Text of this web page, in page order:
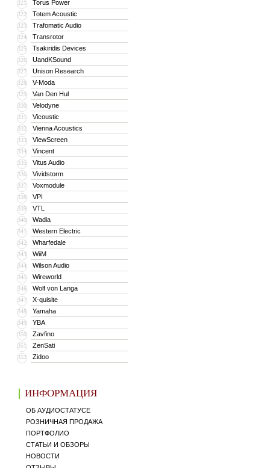
321 Torus Power
322 Totem Acoustic
323 Trafomatic Audio
324 Transrotor
325 Tsakiridis Devices
326 UandKSound
327 Unison Research
328 V-Moda
329 Van Den Hul
330 Velodyne
331 Vicoustic
332 Vienna Acoustics
333 ViewScreen
334 Vincent
335 Vitus Audio
336 Vividstorm
337 Voxmodule
338 VPI
339 VTL
340 Wadia
341 Western Electric
342 Wharfedale
343 WiiM
344 Wilson Audio
345 Wireworld
346 Wolf von Langa
347 X-quisite
348 Yamaha
349 YBA
350 Zavfino
351 ZenSati
352 Zidoo
ИНФОРМАЦИЯ
ОБ АУДИОСТАТУСЕ
РОЗНИЧНАЯ ПРОДАЖА
ПОРТФОЛИО
СТАТЬИ И ОБЗОРЫ
НОВОСТИ